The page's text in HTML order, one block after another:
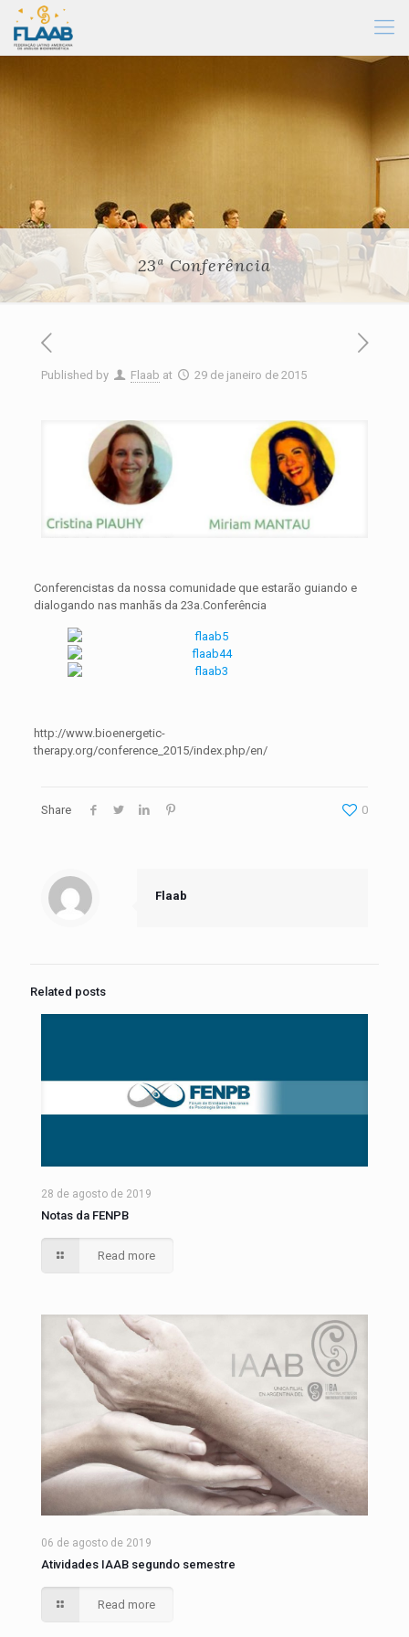
23ª Conferência
Published by Flaab at 29 de janeiro de 2015
Conferencistas da nossa comunidade que estarão guiando e
dialogando nas manhãs da 23a.Conferência
http://www.bioenergetic-
therapy.org/conference_2015/index.php/en/
Share 0
Flaab
Related posts
28 de agosto de 2019
Notas da FENPB
Read more
06 de agosto de 2019
Atividades IAAB segundo semestre
Read more